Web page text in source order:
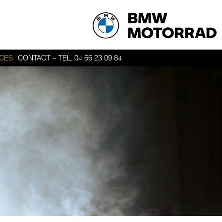
CONTACT – TÉL. 04 66 23 09 84